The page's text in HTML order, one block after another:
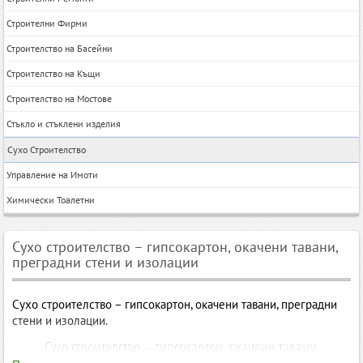
Строителни Фирми
Строителство на Басейни
Строителство на Къщи
Строителство на Мостове
Стъкло и стъклени изделия
Сухо Строителство
Управление на Имоти
Химически Тоалетни
Сухо строителство – гипсокартон, окачени тавани,
преградни стени и изолации
Сухо строителство – гипсокартон, окачени тавани, преградни
стени и изолации.
Сухо строителство – гипсокартон, окачени тавани,
преградни стени и довършителни системи